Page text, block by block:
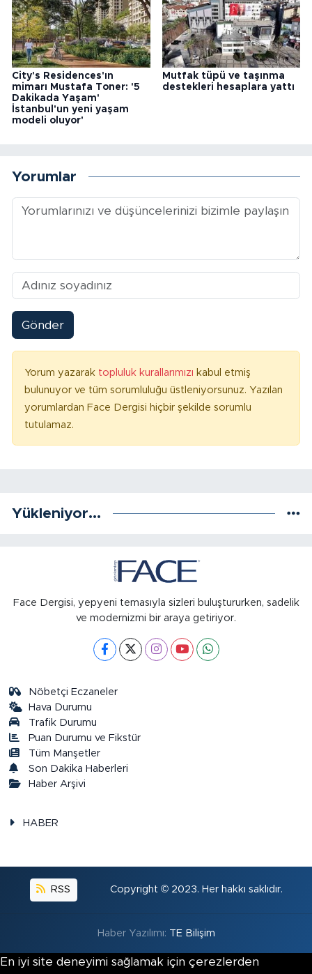
City's Residences'ın
mimarı Mustafa Toner: '5
Dakikada Yaşam'
İstanbul'un yeni yaşam
modeli oluyor'
Mutfak tüpü ve taşınma
destekleri hesaplara yattı
Yorumlar
Gönder
Yorum yazarak topluluk kurallarımızı kabul etmiş
bulunuyor ve tüm sorumluluğu üstleniyorsunuz. Yazılan
yorumlardan Face Dergisi hiçbir şekilde sorumlu
tutulamaz.
Yükleniyor...
Face Dergisi, yepyeni temasıyla sizleri buluştururken, sadelik
ve modernizmi bir araya getiriyor.
Nöbetçi Eczaneler
Hava Durumu
Trafik Durumu
Puan Durumu ve Fikstür
Tüm Manşetler
Son Dakika Haberleri
Haber Arşivi
HABER
RSS Copyright © 2023. Her hakkı saklıdır.
Haber Yazılımı: TE Bilişim
En iyi site deneyimi sağlamak için çerezlerden